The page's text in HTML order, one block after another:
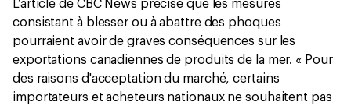
L’article de CBC News précise que les mesures
consistant à blesser ou à abattre des phoques
pourraient avoir de graves conséquences sur les
exportations canadiennes de produits de la mer. « Pour
des raisons d'acceptation du marché, certains
importateurs et acheteurs nationaux ne souhaitent pas